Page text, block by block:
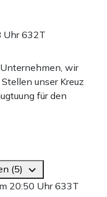
Uhr632T
wir
unser Kreuz
für den
(5)
20:50 Uhr633T